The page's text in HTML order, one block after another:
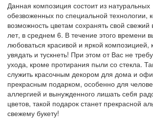
Данная композиция состоит из
обезвоженных по специальной технологии,
возможность цветам сохранять свой свежий
лет, в среднем 6. В течение этого времени
любоваться красивой и яркой композицией,
увядать и тускнеть! При этом от Вас не
ухода, кроме протирания пыли со стекла.
служить красочным декором для дома и
прекрасным подарком, особенно для
аллергией и вынужденного лишать себя
цветов, такой подарок станет прекрасной
свежему букету!